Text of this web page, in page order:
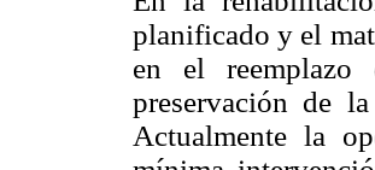
planificado y el
en el reemplazo
preservación de
Actualmente la